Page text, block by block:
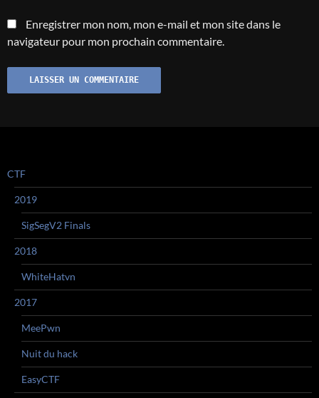
Enregistrer mon nom, mon e-mail et mon site dans le
navigateur pour mon prochain commentaire.
CTF
2019
SigSegV2 Finals
2018
WhiteHatvn
2017
MeePwn
Nuit du hack
EasyCTF